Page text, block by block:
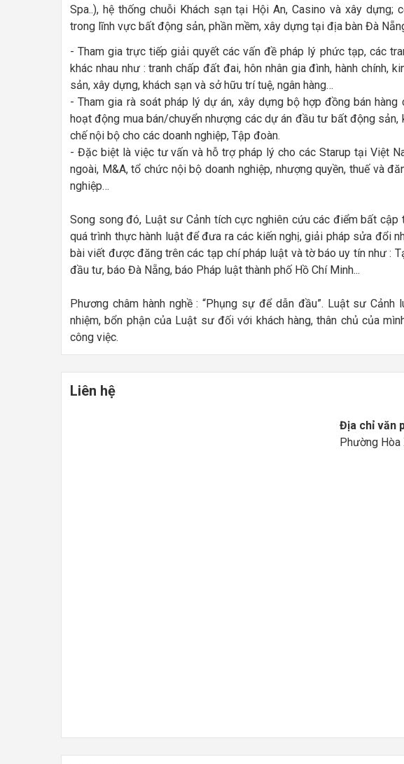
Spa..), hệ thống chuỗi Khách sạn tại Hội An, Casino và xây dựng;
trong lĩnh vực bất động sản, phần mềm, xây dựng tại địa bàn Đà
- Tham gia trực tiếp giải quyết các vấn đề pháp lý phức tạp, các
khác nhau như : tranh chấp đất đai, hôn nhân gia đình, hành chính,
sản, xây dựng, khách sạn và sở hữu trí tuệ, ngân hàng…
- Tham gia rà soát pháp lý dự án, xây dựng bộ hợp đồng bán
hoạt động mua bán/chuyển nhượng các dự án đầu tư bất động sản,
chế nội bộ cho các doanh nghiệp, Tập đoàn.
- Đặc biệt là việc tư vấn và hỗ trợ pháp lý cho các Starup tại Việt
ngoài, M&A, tổ chức nội bộ doanh nghiệp, nhượng quyền, thuế và
nghiệp…
Song song đó, Luật sư Cảnh tích cực nghiên cứu các điểm bất cập
quá trình thực hành luật để đưa ra các kiến nghị, giải pháp sửa đổi
bài viết được đăng trên các tạp chí pháp luật và tờ báo uy tín như :
đầu tư, báo Đà Nẵng, báo Pháp luật thành phố Hồ Chí Minh...
Phương châm hành nghề : “Phụng sự để dẫn đầu”. Luật sư Cảnh
nhiệm, bổn phận của Luật sư đối với khách hàng, thân chủ của
công việc.
Liên hệ
Địa chỉ văn
Phường Hòa